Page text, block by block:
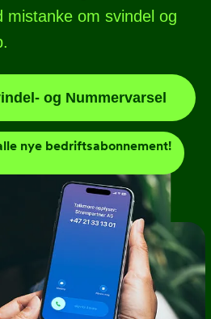
mistanke om svindel og
og Nummervarsel
nye bedriftsabonnement!